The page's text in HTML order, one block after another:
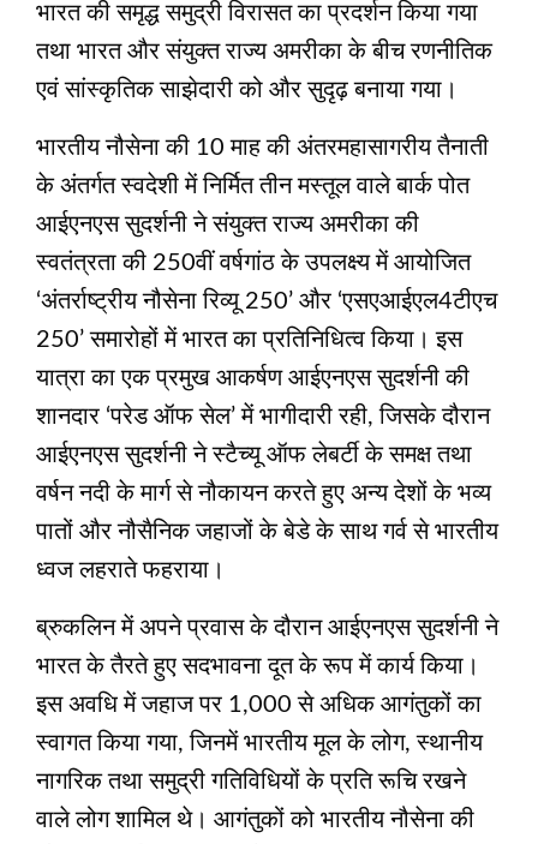
भारत की समृद्ध समुद्री विरासत का प्रदर्शन किया गया
तथा भारत और संयुक्त राज्य अमरीका के बीच रणनीतिक
एवं सांस्कृतिक साझेदारी को और सुदृढ़ बनाया गया।
भारतीय नौसेना की 10 माह की अंतरमहासागरीय तैनाती
के अंतर्गत स्वदेशी में निर्मित तीन मस्तूल वाले बार्क पोत
आईएनएस सुदर्शनी ने संयुक्त राज्य अमरीका की
स्वतंत्रता की 250वीं वर्षगांठ के उपलक्ष्य में आयोजित
‘अंतर्राष्ट्रीय नौसेना रिव्‍यू 250’ और ‘एसएआईएल4टीएच
250’ समारोहों में भारत का प्रतिनिधित्व किया। इस
यात्रा का एक प्रमुख आकर्षण आईएनएस सुदर्शनी की
शानदार ‘परेड ऑफ सेल’ में भागीदारी रही, जिसके दौरान
आईएनएस सुदर्शनी ने स्‍टैच्‍यू ऑफ लेबर्टी के समक्ष तथा
वर्षन नदी के मार्ग से नौकायन करते हुए अन्‍य देशों के भव्‍य
पातों और नौसैनिक जहाजों के बेडे के साथ गर्व से भारतीय
ध्‍वज लहराते फहराया।
ब्रुकलिन में अपने प्रवास के दौरान आईएनएस सुदर्शनी ने
भारत के तैरते हुए सदभावना दूत के रूप में कार्य किया।
इस अवधि में जहाज पर 1,000 से अधिक आगंतुकों का
स्वागत किया गया, जिनमें भारतीय मूल के लोग, स्‍थानीय
नागरिक तथा समुद्री गतिविधियों के प्रति रूचि रखने
वाले लोग शामिल थे। आगंतुकों को भारतीय नौसेना की